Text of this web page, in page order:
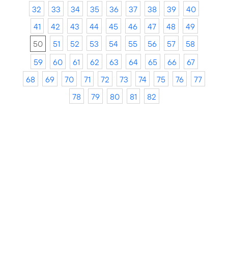
32
33 34 35 36 37 38 39
40
41
42 43 44 45 46 47 48
49
50
51 52 53 54 55 56 57
58
59
60 61 62 63 64 65 66
67
68
69 70 71 72 73 74 75 76
77
78
79 80 81 82